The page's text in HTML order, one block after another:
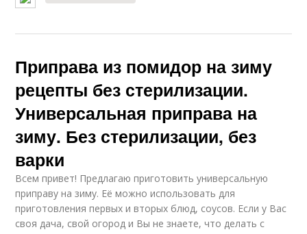
Приправа из помидор на зиму
рецепты без стерилизации.
Универсальная приправа на
зиму. Без стерилизации, без
варки
Всем привет! Предлагаю приготовить универсальную
приправу на зиму. Её можно использовать для
приготовления первых и вторых блюд, соусов. Если у Вас
своя дача, свой огород и Вы не знаете, что делать с